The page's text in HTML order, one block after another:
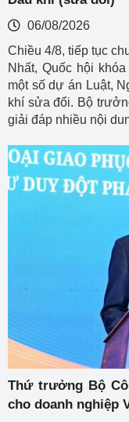
06/08/2026
Chiều 4/8, tiếp tục
Nhất, Quốc hội
một số dự án Luật,
khí sửa đổi. Bộ
giải đáp nhiều nội
Thứ trưởng Bộ
cho doanh nghiệp